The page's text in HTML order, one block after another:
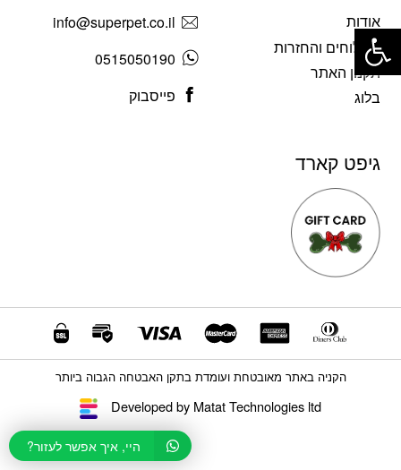
אודות
משלוחים והחזרות
תקנון האתר
בלוג
info@superpet.co.il
0515050190
פייסבוק
גיפט קארד
Developed by Matat Technologies ltd
הקניה באתר מאובטחת ועומדת בתקן האבטחה הגבוה ביותר
היי, איך אפשר לעזור?
פתח סרגל נגישות